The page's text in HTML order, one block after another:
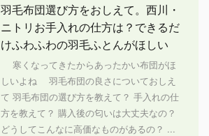
羽毛布団選び方をおしえて。西川・
ニトリお手入れの仕方は？できるだ
けふわふわの羽毛ふとんがほしい
寒くなってきたからあったかい布団がほ
しいよね 羽毛布団の良さについておしえ
て 羽毛布団の選び方を教えて？ 手入れの仕
方を教えて？ 購入後の匂いは大丈夫なの？
どうしてこんなに高価なものがあるの？ ...